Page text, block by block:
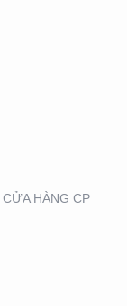
HÀNG CP